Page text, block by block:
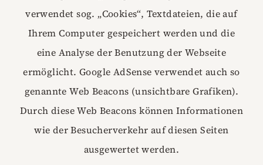
verwendet sog. „Cookies“, Textdateien, die auf
Ihrem Computer gespeichert werden und die
eine Analyse der Benutzung der Webseite
ermöglicht. Google AdSense verwendet auch so
genannte Web Beacons (unsichtbare Grafiken).
Durch diese Web Beacons können Informationen
wie der Besucherverkehr auf diesen Seiten
ausgewertet werden.